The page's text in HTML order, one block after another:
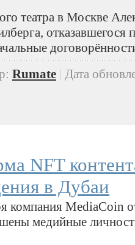
театра в Москве
Rumate
Дата
NFT
в Дубаи
компания MediaCoin
медийные